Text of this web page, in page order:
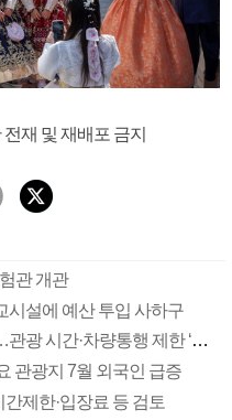
재 및 재배포 금지
관 개관
시설에 예산 투입 사하구
감천문화마을 입장료 안받을 듯…관광 시간·차량통행 제한 ‘가닥’
관광지 7월 외국인 급증
간제한·입장료 등 검토